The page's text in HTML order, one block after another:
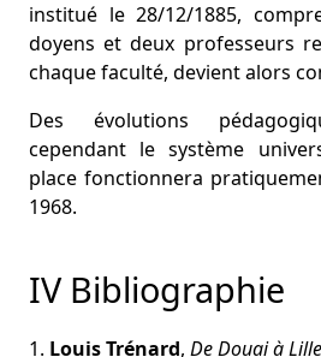
institué le 28/12/1885,
doyens et deux professeurs
chaque faculté, devient alors
Des évolutions
cependant le système
place fonctionnera
1968.
IV Bibliographie
1. Louis Trénard, De Douai à